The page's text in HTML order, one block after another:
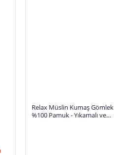
Relax Müslin Kumaş Gömlek
%100 Pamuk - Yıkamalı ve